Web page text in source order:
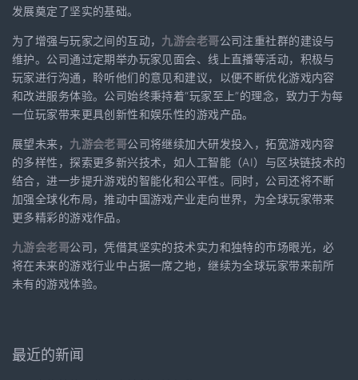
发展奠定了坚实的基础。
为了增强与玩家之间的互动， 九游会老哥公司注重社群的建设与
维护。公司通过定期举办玩家见面会、线上直播等活动，积极与
玩家进行沟通，聆听他们的意见和建议，以便不断优化游戏内容
和改进服务体验。公司始终秉持着“玩家至上”的理念，致力于为每
一位玩家带来更具创新性和娱乐性的游戏产品。
展望未来， 九游会老哥公司将继续加大研发投入，拓宽游戏内容
的多样性，探索更多新兴技术，如人工智能（AI）与区块链技术的
结合，进一步提升游戏的智能化和公平性。同时，公司还将不断
加强全球化布局，推动中国游戏产业走向世界，为全球玩家带来
更多精彩的游戏作品。
九游会老哥公司，凭借其坚实的技术实力和独特的市场眼光，必
将在未来的游戏行业中占据一席之地，继续为全球玩家带来前所
未有的游戏体验。
最近的新闻